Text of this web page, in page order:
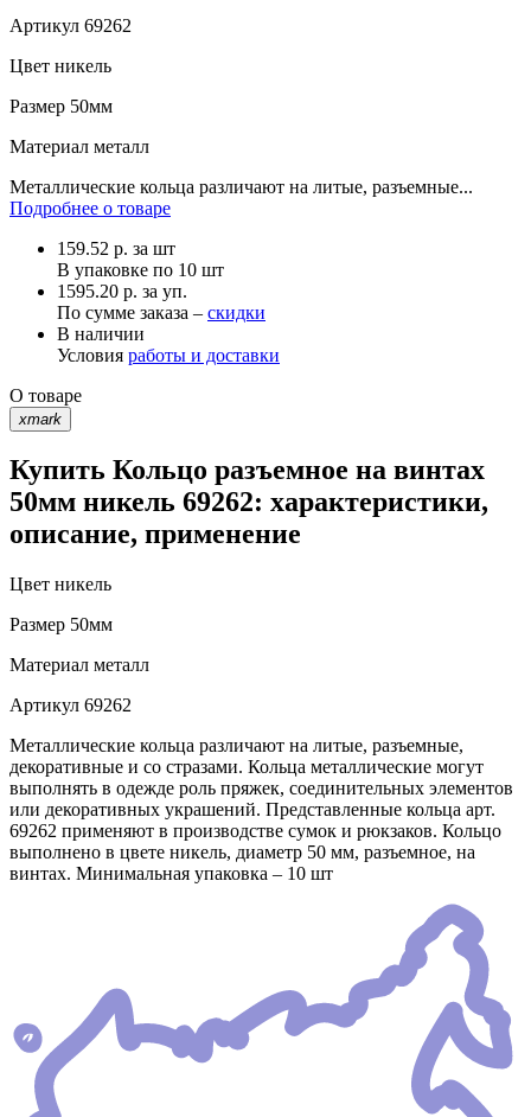
Артикул 69262
Цвет никель
Размер 50мм
Материал металл
Металлические кольца различают на литые, разъемные...
Подробнее о товаре
159.52 р. за шт
В упаковке по 10 шт
1595.20 р. за уп.
По сумме заказа – скидки
В наличии
Условия работы и доставки
О товаре
xmark
Купить Кольцо разъемное на винтах
50мм никель 69262: характеристики,
описание, применение
Цвет никель
Размер 50мм
Материал металл
Артикул 69262
Металлические кольца различают на литые, разъемные,
декоративные и со стразами. Кольца металлические могут
выполнять в одежде роль пряжек, соединительных элементов
или декоративных украшений. Представленные кольца арт.
69262 применяют в производстве сумок и рюкзаков. Кольцо
выполнено в цвете никель, диаметр 50 мм, разъемное, на
винтах. Минимальная упаковка – 10 шт